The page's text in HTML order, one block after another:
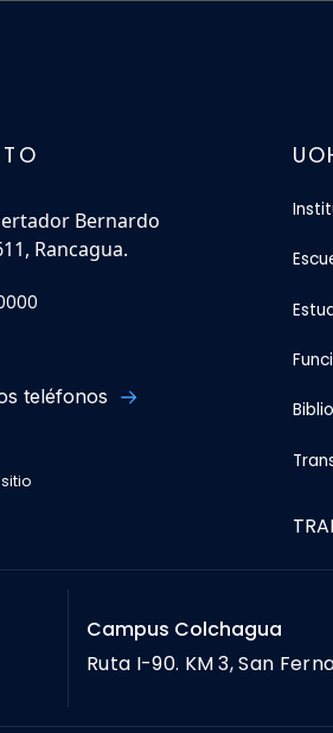
Bernardo
Rancagua.
teléfonos
Campus Colchagua
Ruta I-90. KM 3, San